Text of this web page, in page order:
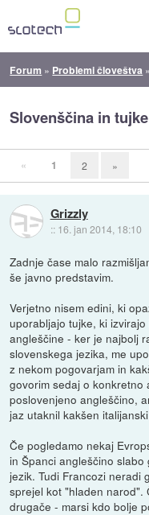
Forum » Problemi človeštva
Slovenščina in tujke
« 1 2 »
Grizzly
:: 16. jan 2014, 18:10
Zadnje čase malo
še javno predstavim.
Verjetno nisem edini, ki
uporabljajo tujke, ki
angleščine - ker je najbolj
slovenskega jezika, me
z nekom pogovarjam in
govorim sedaj o
poslovenjeno angleščino,
jaz utaknil kakšen
Če pogledamo nekaj
in Španci angleščino
jezik. Tudi Francozi neradi
sprejel kot "hladen narod".
drugače - marsi kdo bolje